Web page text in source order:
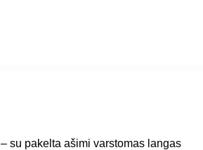
su pakelta ašimi varstomas langas